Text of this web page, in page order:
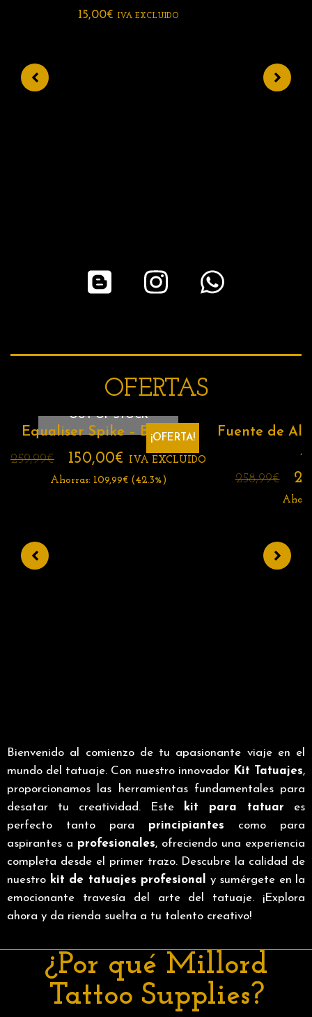
15,00€ IVA EXCLUIDO
OFERTAS
¡OFERTA!
OUT OF STOCK
Equaliser Spike – Black
259,99€ 150,00€ IVA EXCLUIDO
Ahorras: 109,99€ (42.3%)
Fuente de
258,99€
Bienvenido al comienzo de tu apasionante viaje en el
mundo del tatuaje. Con nuestro innovador Kit Tatuajes,
proporcionamos las herramientas fundamentales para
desatar tu creatividad. Este
kit para tatuar es
perfecto tanto para principiantes como para
aspirantes a profesionales, ofreciendo una experiencia
completa desde el primer trazo. Descubre la calidad de
nuestro kit de tatuajes profesional
y sumérgete en la
emocionante travesía del arte del tatuaje. ¡Explora
ahora y da rienda suelta a tu talento creativo!
¿Por qué Millord
Tattoo Supplies?